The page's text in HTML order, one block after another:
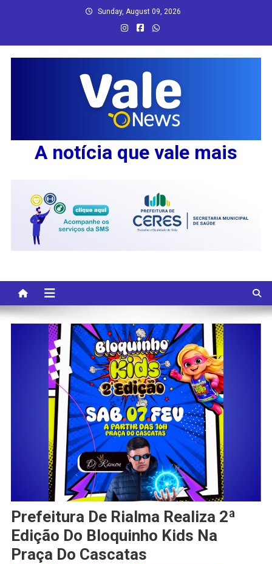
Sunday, August 09, 2026
A notícia que vale mais
Prefeitura De Rialma Realiza 2ª
Edição Do Bloquinho Kids Na
Praça Do Cascatas